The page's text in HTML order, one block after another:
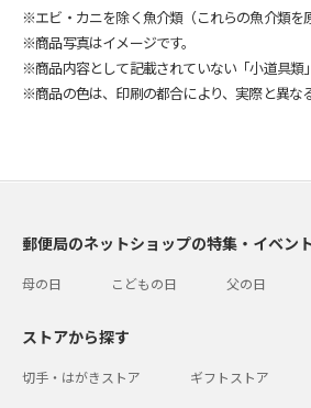
※エビ・カニを除く魚介類（これらの魚介類を
※商品写真はイメージです。
※商品内容として記載されていない「小道具類
※商品の色は、印刷の都合により、実際と異な
郵便局のネットショップの特集・イベン
母の日 こどもの日 父の日
ストアから探す
切手・はがきストア ギフトストア